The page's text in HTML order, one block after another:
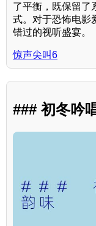
了平衡，既保留了
式。对于恐怖电影
错过的视听盛宴。
惊声尖叫6
### 初冬吟